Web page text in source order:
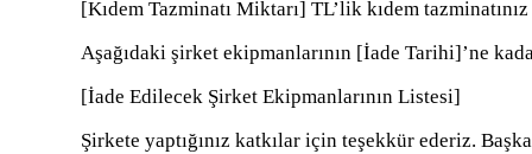
[Kıdem Tazminatı Miktarı] TL’lik kıdem
Aşağıdaki şirket ekipmanlarının [İade Tarihi]’ne
[İade Edilecek Şirket Ekipmanlarının Listesi]
Şirkete yaptığınız katkılar için teşekkür ederiz.